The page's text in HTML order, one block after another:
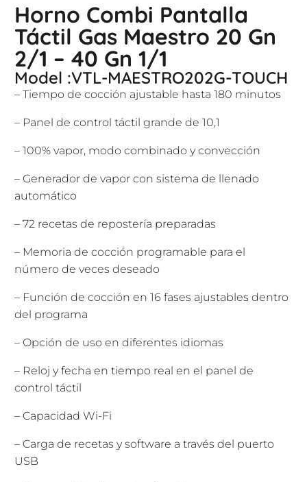
Horno Combi Pantalla
Táctil Gas Maestro 20 Gn
2/1 – 40 Gn 1/1
Model :VTL-MAESTRO202G-TOUCH
– Tiempo de cocción ajustable hasta 180 minutos
– Panel de control táctil grande de 10,1
– 100% vapor, modo combinado y convección
– Generador de vapor con sistema de llenado
automático
– 72 recetas de repostería preparadas
– Memoria de cocción programable para el
número de veces deseado
– Función de cocción en 16 fases ajustables dentro
del programa
– Opción de uso en diferentes idiomas
– Reloj y fecha en tiempo real en el panel de
control táctil
– Capacidad Wi-Fi
– Carga de recetas y software a través del puerto
USB